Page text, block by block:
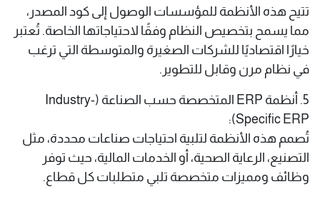
تتيح هذه الأنظمة للمؤسسات الوصول إلى كود المصدر،
مما يسمح بتخصيص النظام وفقًا لاحتياجاتها الخاصة. تُعتبر
خيارًا اقتصاديًا للشركات الصغيرة والمتوسطة التي ترغب
في نظام مرن وقابل للتطوير.​
5. أنظمة ERP المتخصصة حسب الصناعة (Industry-
Specific ERP):
تُصمم هذه الأنظمة لتلبية احتياجات صناعات محددة، مثل
التصنيع، الرعاية الصحية، أو الخدمات المالية، حيث توفر
وظائف ومميزات متخصصة تلبي متطلبات كل قطاع.​